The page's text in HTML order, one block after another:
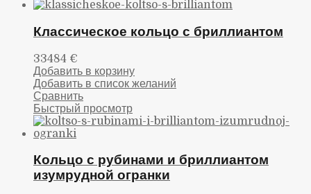
Классическое кольцо с бриллиантом
33484 €
Добавить в корзину
Добавить в список желаний
Сравнить
Быстрый просмотр
Кольцо с рубинами и бриллиантом
изумрудной огранки